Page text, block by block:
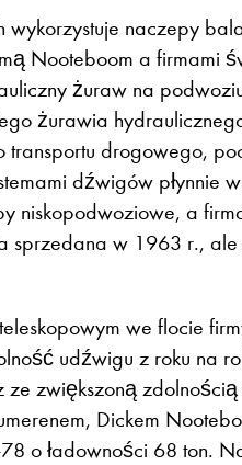
naczepy
Nooteboom a firmami
żuraw na
żurawia
transportu drogowego,
dźwigów płynnie
niskopodwoziowe, a
sprzedana w 1963 r.,
we flocie
udźwigu z roku na
zwiększoną
Dickem
o ładowności 68 ton.